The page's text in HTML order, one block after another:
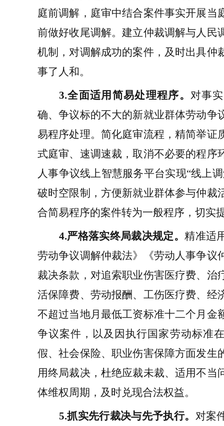
庭前调解，庭审中结合案件事实开展当
前做好收尾调解。建立仲裁调解与人民
机制，对调解成功的案件，及时出具仲
事了人和。
3.全面适用简易处理程序。 对事
确、争议标的不大的新就业群体劳动争
易程序处理。简化庭审流程，精简举证
式庭审、速调速裁，取消不必要的程序
人事争议线上智慧服务平台实现“线上
破时空限制，方便新就业群体参与仲裁
合简易程序的案件转为一般程序，切实
4.严格落实终局裁决规定。精准适
劳动争议调解仲裁法》
《劳动人事争
裁决条款， 对追索职业伤害医疗费、 治
活保障费、 劳动报酬、工伤医疗费、经
不超过当地月最低工资标准十二个月金
争议案件，以及因执行国家劳动标准
假、社会保险、职业伤害保障方面发生
用终局裁决， 杜绝应裁未裁、适用不当
体维权周期，及时兑现合法权益。
5.抓实先行裁决与先予执行。 对案